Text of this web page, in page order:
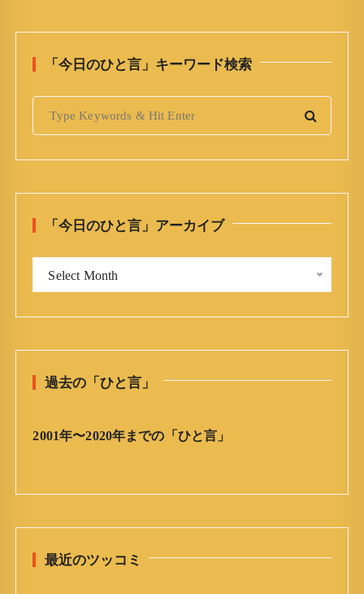
「今日のひと言」キーワード検索
「今日のひと言」アーカイブ
ひ
言
ア
Select Month
過去の「ひと言」
2001年〜2020年までの「ひと言」
最近のツッコミ